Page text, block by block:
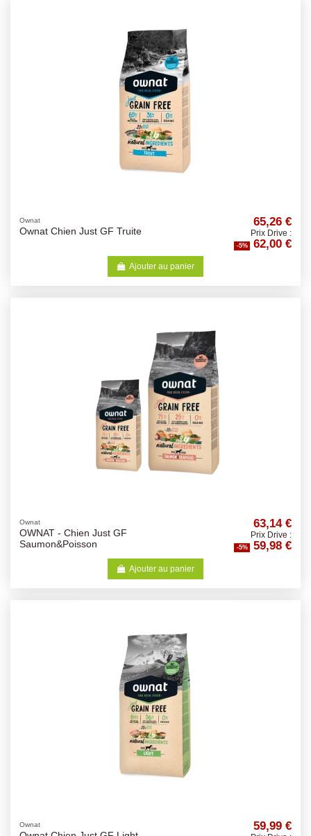
Ownat
Ownat Chien Just GF Truite
65,26 €
Prix Drive :
-5% 62,00 €
Ajouter au panier
Ownat
OWNAT - Chien Just GF
Saumon&Poisson
63,14 €
Prix Drive :
-5% 59,98 €
Ajouter au panier
Ownat 59,99 €